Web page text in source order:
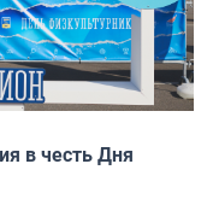
в честь Дня